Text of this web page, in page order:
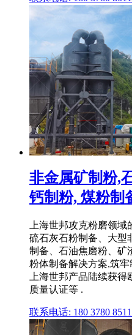
非金属矿制粉,
钙制粉, 煤粉制
上海世邦攻克粉磨领
硫石灰石粉制备、大型
制备、石油焦磨粉、矿
粉体制备解决方案,筑
上海世邦产品陆续获得
质量认证等 .
联系电话: 180 3780 8511